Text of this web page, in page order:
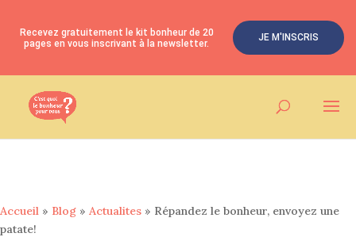
Accueil » Blog » Actualites » Répandez le bonheur, envoyez une
patate!
Recevez gratuitement le kit bonheur de 20
pages en vous inscrivant à la newsletter.
JE M'INSCRIS